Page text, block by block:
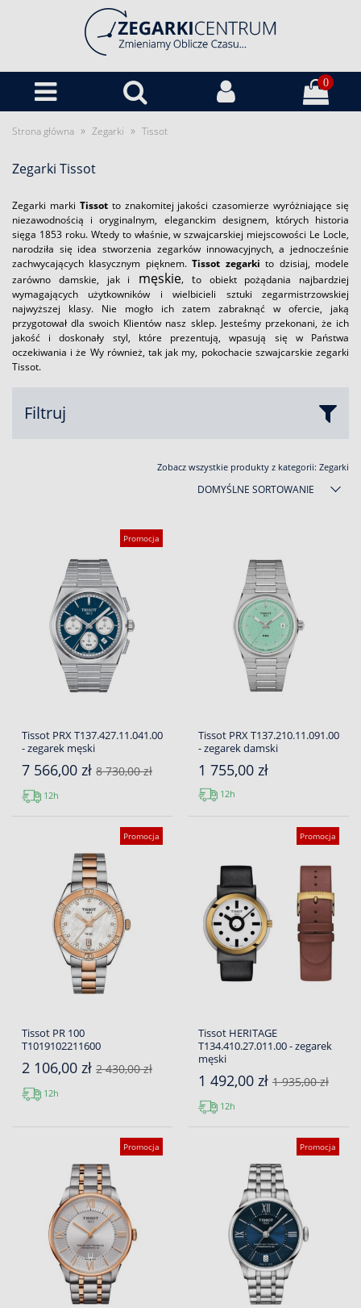
0
Strona główna » Zegarki » Tissot
Zegarki Tissot
Zegarki marki Tissotto znakomitej jakości czasomierze wyróżniające się
niezawodnością i oryginalnym, eleganckim designem, których historia
sięga 1853 roku. Wtedy to właśnie, w szwajcarskiej miejscowości Le Locle,
narodziła się idea stworzenia zegarków innowacyjnych, a jednocześnie
zachwycających klasycznym pięknem.Tissot zegarkito dzisiaj, modele
zarówno damskie, jak i
męskie, to obiekt pożądania najbardziej
wymagających użytkowników i wielbicieli sztuki zegarmistrzowskiej
najwyższej klasy. Nie mogło ich zatem zabraknąć w ofercie, jaką
przygotował dla swoich Klientów nasz sklep. Jesteśmy przekonani, że ich
jakość i doskonały styl, które prezentują, wpasują się w Państwa
oczekiwania i że Wy również, tak jak my, pokochacie szwajcarskie zegarki
Tissot.
Filtruj
Zobacz wszystkie produkty z kategorii: Zegarki
DOMYŚLNE SORTOWANIE
Promocja
Tissot PRX T137.427.11.041.00
- zegarek męski
7 566,00 zł 8 730,00 zł
12h
Tissot PRX T137.210.11.091.00
- zegarek damski
1 755,00 zł
12h
Promocja
Tissot PR 100
T1019102211600
2 106,00 zł 2 430,00 zł
12h
Promocja
Tissot HERITAGE
T134.410.27.011.00 - zegarek
męski
1 492,00 zł 1 935,00 zł
12h
Promocja Promocja